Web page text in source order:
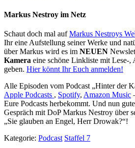
Markus Nestroy im Netz
Schaut doch mal aufMarkus Nestroys
Ihr eine Aufstellung seiner Werke und
über Markus wird es im NEUEN
Kamera eine schöne Linkliste mit Lese-
geben. Hier könnt Ihr Euch anmelden!
Alle Episoden vom Podcast „Hinter der
Apple Podcasts , Spotify, Amazon Music
Eure Podcasts herbekommt. Und nun
Gespräch mit DoP Markus Nestroy über
„Sie glauben an Engel, Herr Drowak?“!
Kategorie: Podcast Staffel 7